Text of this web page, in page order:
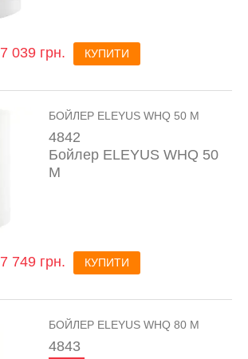
7 039 грн. КУПИТИ
БОЙЛЕР ELEYUS WHQ 50 M
4842
Бойлер ELEYUS WHQ 50
M
7 749 грн. КУПИТИ
БОЙЛЕР ELEYUS WHQ 80 M
4843